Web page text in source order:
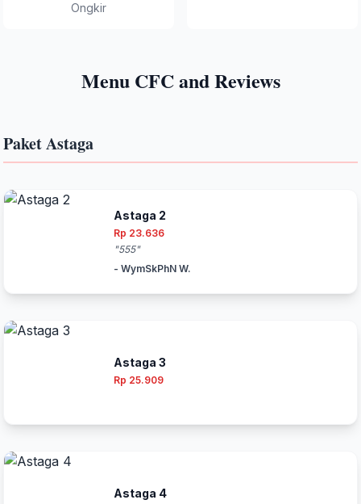
Ongkir
Menu CFC and Reviews
Paket Astaga
Astaga 2
Rp 23.636
"555"
- WymSkPhN W.
Astaga 3
Rp 25.909
Astaga 4